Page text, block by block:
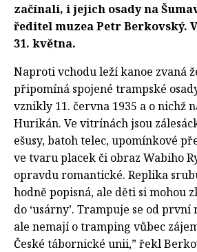
začínali, i jejich osady na
ředitel muzea Petr Berkovský.
31. května.
Naproti vchodu leží kanoe zvaná
připomíná spojené trampské
vznikly 11. června 1935 a o nichž
Hurikán. Ve vitrínách jsou
ešusy, batoh telec, upomínkové
ve tvaru placek či obraz Wabiho
opravdu romantické. Replika
hodně popisná, ale děti si mohou
do ‘usárny’. Trampuje se od
ale nemají o tramping vůbec
České tábornické unii,” řekl